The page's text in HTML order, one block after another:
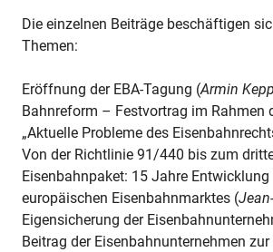
Die einzelnen Beiträge beschäftigen
Themen:
Eröffnung der EBA-Tagung (Armin
Bahnreform – Festvortrag im Rahmen
„Aktuelle Probleme des
Von der Richtlinie 91/440 bis zum
Eisenbahnpaket: 15 Jahre
europäischen Eisenbahnmarktes (
Eigensicherung der
Beitrag der Eisenbahnunternehmen zur